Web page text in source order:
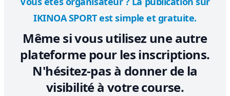
IKINOA SPORT est simple et gratuite.
Même si vous utilisez une autre
plateforme pour les inscriptions.
N'hésitez-pas à donner de la
visibilité à votre course.